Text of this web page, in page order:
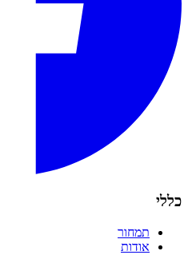
כללי
תמחור
אודות